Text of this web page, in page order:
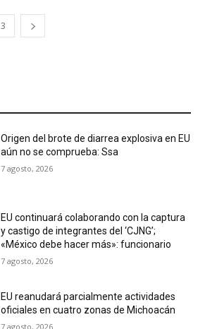
3
Origen del brote de diarrea explosiva en EU
aún no se comprueba: Ssa
7 agosto, 2026
EU continuará colaborando con la captura
y castigo de integrantes del ‘CJNG’;
«México debe hacer más»: funcionario
7 agosto, 2026
EU reanudará parcialmente actividades
oficiales en cuatro zonas de Michoacán
7 agosto, 2026